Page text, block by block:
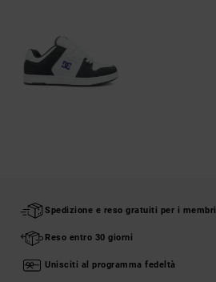
Spedizione e reso gratuiti per i membri
Reso entro 30 giorni
Unisciti al programma fedeltà